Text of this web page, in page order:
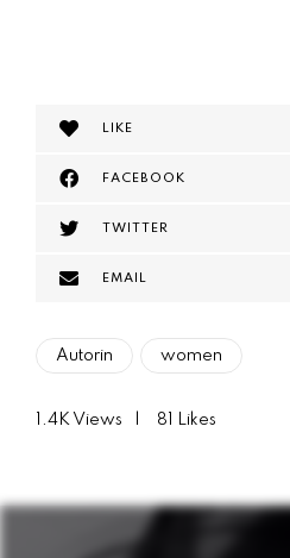
LIKE
FACEBOOK
TWITTER
EMAIL
Autorin women
1.4K Views 81 Likes